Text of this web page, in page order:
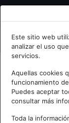
Bienvenid@
Escribe tu Email
Accede o
Este sitio web
analizar el uso
servicios.
Aquellas cookies
funcionamiento
Puedes aceptar
consultar más
Toda la